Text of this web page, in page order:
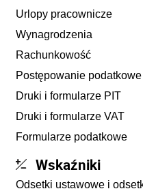
Urlopy pracownicze
Wynagrodzenia
Rachunkowość
Postępowanie podatkowe
Druki i formularze PIT
Druki i formularze VAT
Formularze podatkowe
Wskaźniki
Odsetki ustawowe i